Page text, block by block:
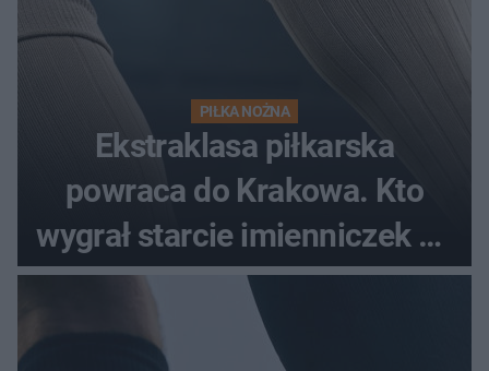
PIŁKA NOŻNA
Ekstraklasa piłkarska
powraca do Krakowa. Kto
wygrał starcie imienniczek na
pełnym stadionie